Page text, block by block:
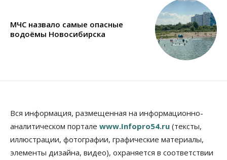
МЧС назвало самые опасные
водоёмы Новосибирска
Вся информация, размещенная на информационно-
аналитическом портале www.Infopro54.ru (тексты,
иллюстрации, фотографии, графические материалы,
элементы дизайна, видео), охраняется в соответствии